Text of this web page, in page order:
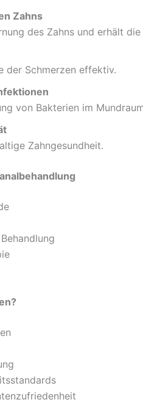
Zahns
des Zahns und erhält
der Schmerzen effektiv.
von Bakterien im
Zahngesundheit.